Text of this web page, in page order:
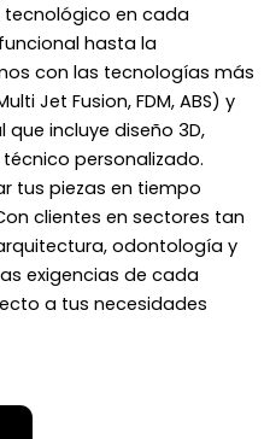
en cada
hasta la
con las tecnologías más
Jet Fusion, FDM, ABS) y
incluye diseño 3D,
personalizado.
tus piezas en tiempo
clientes en sectores tan
odontología y
exigencias de cada
a tus necesidades